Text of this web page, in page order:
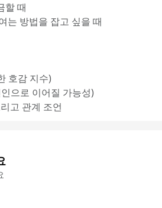
할 때
는 방법을 잡고 싶을 때
호감 지수)
으로 이어질 가능성)
고 관계 조언